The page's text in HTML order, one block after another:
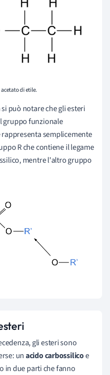
di etile.
può notare che gli esteri
gruppo funzionale
semplicemente
R che contiene il legame
mentre l'altro gruppo
gli esteri sono
unacido carbossilicoe
in due parti che fanno